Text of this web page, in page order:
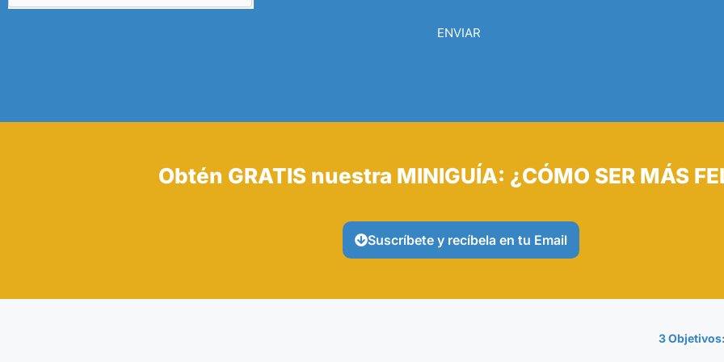
ENVIAR
Obtén GRATIS nuestra MINIGUÍA: ¿CÓMO SER MÁS
Suscríbete y recíbela en tu Email
3 Objetivos: